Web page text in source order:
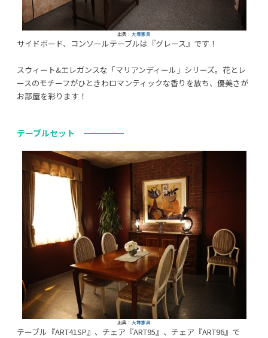
出典： 大塚家具
サイドボード、コンソールテーブルは『グレース』です！
スウィート&エレガンスな「マリアンディール」シリーズ。花とレ
ースのモチーフがひときわロマンティックな香りを放ち、優美さが
お部屋を彩ります！
テーブルセット
出典： 大塚家具
テーブル『ART41SP』、チェア『ART95』、チェア『ART96』で